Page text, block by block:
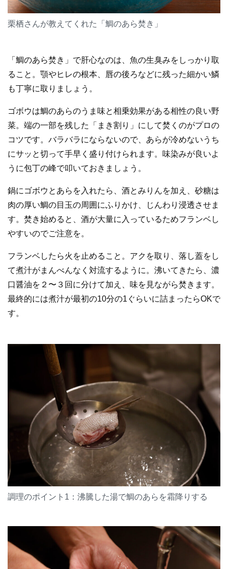
栗栖さんが教えてくれた「鯛のあら焚き」
「鯛のあら焚き」で肝心なのは、魚の生臭みをしっかり取
ること。顎やヒレの根本、唇の後ろなどに残った細かい鱗
も丁寧に取りましょう。
ゴボウは鯛のあらのうま味と相乗効果がある相性の良い野
菜。端の一部を残した「まき割り」にして焚くのがプロの
コツです。バラバラにならないので、あらが冷めないうち
にサッと切って手早く盛り付けられます。味染みが良いよ
うに包丁の峰で叩いておきましょう。
鍋にゴボウとあらを入れたら、酒とみりんを加え、砂糖は
肉の厚い鯛の目玉の周囲にふりかけ、じんわり浸透させま
す。焚き始めると、酒が大量に入っているためフランベし
やすいのでご注意を。
フランベしたら火を止めること。アクを取り、落し蓋をし
て煮汁がまんべんなく対流するように。沸いてきたら、濃
口醤油を２〜３回に分けて加え、味を見ながら焚きます。
最終的には煮汁が最初の10分の1ぐらいに詰まったらOKで
す。
調理のポイント1：沸騰した湯で鯛のあらを霜降りする